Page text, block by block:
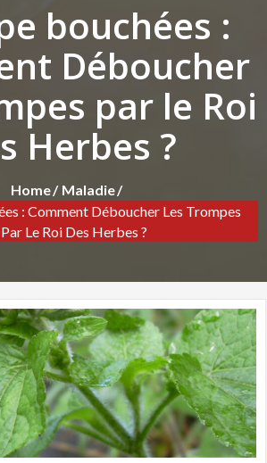
bouchées :
Déboucher
par le Roi
Herbes ?
Home
Maladie
: Comment Déboucher Les Trompes
Par Le Roi Des Herbes ?